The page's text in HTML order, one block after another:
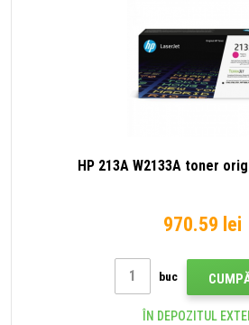
HP 213A W2133A toner
970.59 lei
buc
ÎN DEPOZITUL